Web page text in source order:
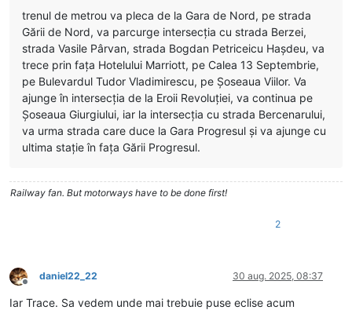
trenul de metrou va pleca de la Gara de Nord, pe strada
Gării de Nord, va parcurge intersecția cu strada Berzei,
strada Vasile Pârvan, strada Bogdan Petriceicu Hașdeu, va
trece prin fața Hotelului Marriott, pe Calea 13 Septembrie,
pe Bulevardul Tudor Vladimirescu, pe Șoseaua Viilor. Va
ajunge în intersecția de la Eroii Revoluției, va continua pe
Șoseaua Giurgiului, iar la intersecția cu strada Bercenarului,
va urma strada care duce la Gara Progresul și va ajunge cu
ultima stație în fața Gării Progresul.
Railway fan. But motorways have to be done first!
2
Deconectat
daniel22_22 30 aug. 2025, 08:37
Iar Trace. Sa vedem unde mai trebuie puse eclise acum